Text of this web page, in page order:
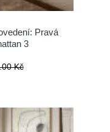
Pravá
3
Kč